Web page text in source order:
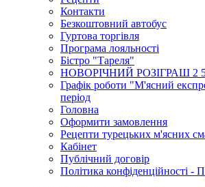
Контакти
Безкоштовний автобус
Гуртова торгівля
Програма лояльності
Бістро "Тареля"
НОВОРІЧНИЙ РОЗІГРАШ 2
Графік роботи "М'ясний
період
Головна
Оформити замовлення
Рецепти турецьких м'ясних
Кабінет
Публічний договір
Політика конфіденційності -